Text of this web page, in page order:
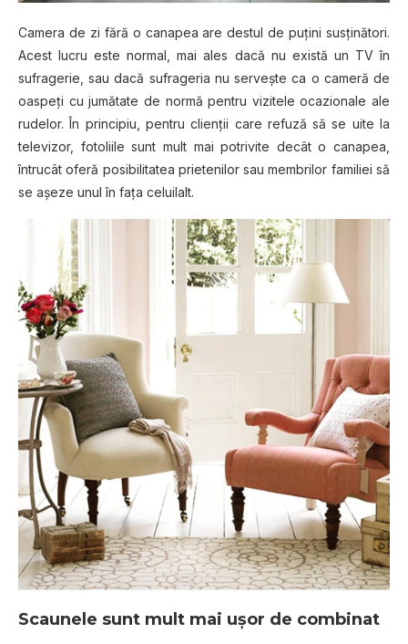
Camera de zi fără o canapea are destul de puţini susţinători.
Acest lucru este normal, mai ales dacă nu există un TV în
sufragerie, sau dacă sufrageria nu serveşte ca o cameră de
oaspeţi cu jumătate de normă pentru vizitele ocazionale ale
rudelor. În principiu, pentru clienţii care refuză să se uite la
televizor, fotoliile sunt mult mai potrivite decât o canapea,
întrucât oferă posibilitatea prietenilor sau membrilor familiei să
se aşeze unul în faţa celuilalt.
Scaunele sunt mult mai uşor de combinat